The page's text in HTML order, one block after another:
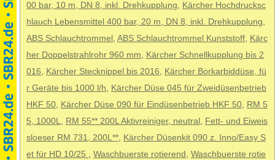
00 bar, 10 m, DN 8, inkl. Drehkupplung, Kärcher Hochdrucksc
hlauch Lebensmittel 400 bar, 20 m, DN 8, inkl. Drehkupplung,
ABS Schlauchtrommel , ABS Schlauchtrommel Kunststoff, Kärc
her Doppelstrahlrohr 960 mm, Kärcher Schnellkupplung bis 2
016, Kärcher Stecknippel bis 2016, Kärcher Borkarbiddüse, fü
r Geräte bis 1000 l/h, Kärcher Düse 045 für Zweidüsenbetrieb
HKF 50, Kärcher Düse 090 für Eindüsenbetrieb HKF 50, RM 5
5, 1000L, RM 55** 200L Aktivreiniger, neutral , Fett- und Eiweis
sloeser RM 731, 200L**, Kärcher Düsenkit 090 z. Inno/Easy S
et für HD 10/25 , Waschbuerste rotierend , Waschbuerste rotie